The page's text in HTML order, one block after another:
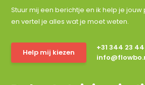
Stuur mij een berichtje en ik help je
en vertel je alles wat je moet weten.
Help mij kiezen
+31 344 23